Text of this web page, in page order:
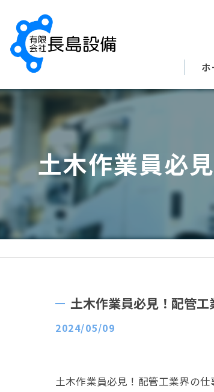
ホ
土木作業員必
土木作業員必見！配管
2024/05/09
土木作業員必見！配管工業界の